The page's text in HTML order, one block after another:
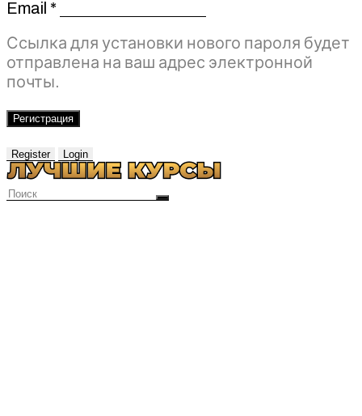
Email *Обязательно
Ссылка для установки нового пароля будет
отправлена ​​на ваш адрес электронной
почты.
Регистрация
Register Login